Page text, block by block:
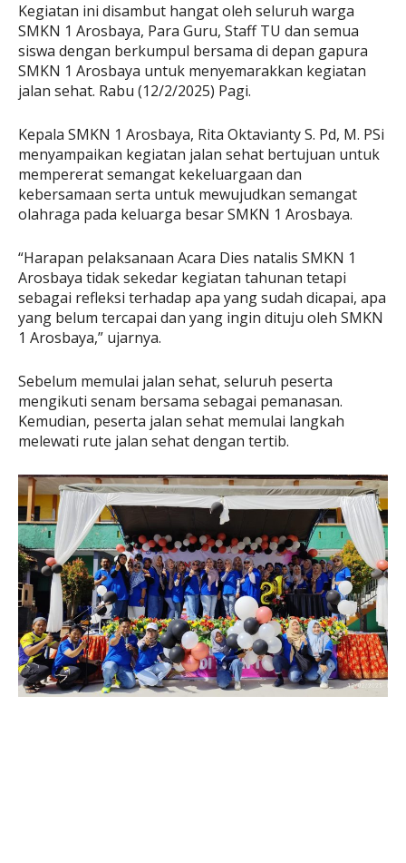
Kegiatan ini disambut hangat oleh seluruh warga
SMKN 1 Arosbaya, Para Guru, Staff TU dan semua
siswa dengan berkumpul bersama di depan gapura
SMKN 1 Arosbaya untuk menyemarakkan kegiatan
jalan sehat. Rabu (12/2/2025) Pagi.
Kepala SMKN 1 Arosbaya, Rita Oktavianty S. Pd, M. PSi
menyampaikan kegiatan jalan sehat bertujuan untuk
mempererat semangat kekeluargaan dan
kebersamaan serta untuk mewujudkan semangat
olahraga pada keluarga besar SMKN 1 Arosbaya.
“Harapan pelaksanaan Acara Dies natalis SMKN 1
Arosbaya tidak sekedar kegiatan tahunan tetapi
sebagai refleksi terhadap apa yang sudah dicapai, apa
yang belum tercapai dan yang ingin dituju oleh SMKN
1 Arosbaya,” ujarnya.
Sebelum memulai jalan sehat, seluruh peserta
mengikuti senam bersama sebagai pemanasan.
Kemudian, peserta jalan sehat memulai langkah
melewati rute jalan sehat dengan tertib.